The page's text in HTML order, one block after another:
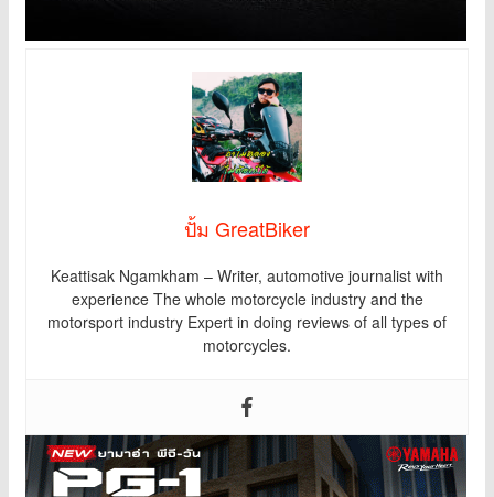
ปั้ม GreatBiker
Keattisak Ngamkham – Writer, automotive journalist with
experience The whole motorcycle industry and the
motorsport industry Expert in doing reviews of all types of
motorcycles.